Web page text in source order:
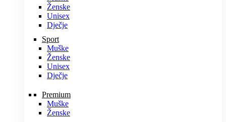
Ženske
Unisex
Dječje
Sport
Muške
Ženske
Unisex
Dječje
Premium
Muške
Ženske